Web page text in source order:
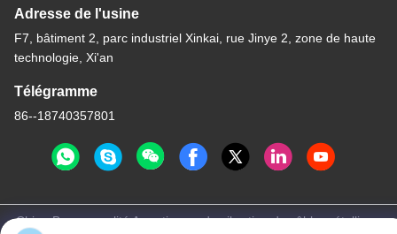
Adresse de l'usine
F7, bâtiment 2, parc industriel Xinkai, rue Jinye 2, zone de haute
technologie, Xi'an
Télégramme
86--18740357801
Chine Bonne qualité Amortisseur de vibration de câble métallique